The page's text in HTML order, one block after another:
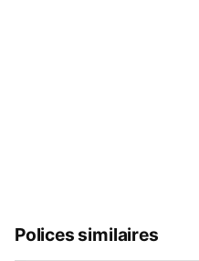
Polices similaires